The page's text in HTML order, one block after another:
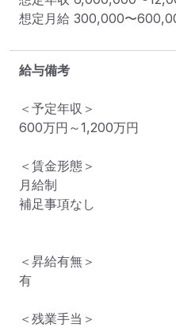
想定月給 300,000〜
給与備考
＜予定年収＞
600万円～1,200万円
＜賃金形態＞
月給制
補足事項なし
＜昇給有無＞
有
＜残業手当＞